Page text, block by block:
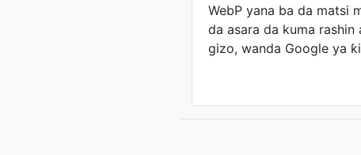
WebP yana ba da matsi
da asara da kuma
gizo, wanda Google ya